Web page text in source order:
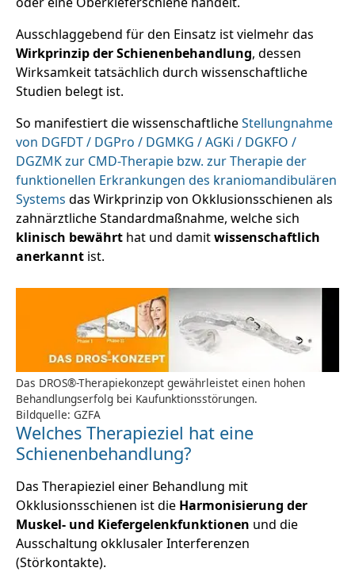
Ausschlaggebend für den Einsatz ist vielmehr das
Wirkprinzip der Schienenbehandlung, dessen
Wirksamkeit tatsächlich durch wissenschaftliche
Studien belegt ist.
So manifestiert die wissenschaftlicheStellungnahme
von DGFDT / DGPro / DGMKG / AGKi / DGKFO /
DGZMK zur CMD-Therapie bzw. zur Therapie der
funktionellen Erkrankungen des kraniomandibulären
Systems das Wirkprinzip von Okklusionsschienen als
zahnärztliche Standardmaßnahme, welche sich
klinisch bewährt hat und damitwissenschaftlich
anerkannt ist.
Das DROS®-Therapiekonzept gewährleistet einen hohen
Behandlungserfolg bei Kaufunktionsstörungen.
Bildquelle: GZFA
Welches Therapieziel hat eine
Schienenbehandlung?
Das Therapieziel einer Behandlung mit
Okklusionsschienen ist die Harmonisierung der
Muskel- und Kiefergelenkfunktionen und die
Ausschaltung okklusaler Interferenzen
(Störkontakte).